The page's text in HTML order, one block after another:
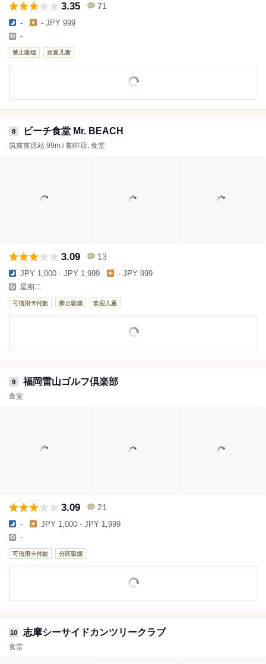
3.35 71
- - JPY 999
-
禁止吸烟 欢迎儿童
8 ビーチ食堂 Mr. BEACH
筑前前原站 99m / 咖啡店, 食堂
3.09 13
JPY 1,000 - JPY 1,999 - JPY 999
星期二
可信用卡付款 禁止吸烟 欢迎儿童
9 福岡雷山ゴルフ倶楽部
食堂
3.09 21
- JPY 1,000 - JPY 1,999
-
可信用卡付款 分区吸烟
10 志摩シーサイドカンツリークラブ
食堂